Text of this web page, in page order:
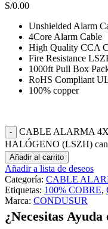
S/0.00
Unshielded Alarm
4Core Alarm Cable
High Quality CCA
Fire Resistance
1000ft Pull Box
RoHS Compliant
100% copper
CABLE ALARMA
HALÓGENO (LSZH)
Añadir al carrito
Añadir a lista de deseos
Categoría: CABLE
Etiquetas: 100% COBRE,
Marca: CONDUSUR
¿Necesitas